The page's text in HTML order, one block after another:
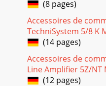
(8 pages)
Accessoires de
TechniSystem 5/8 K
(14 pages)
Accessoires de
Line Amplifier 5Z/
(12 pages)